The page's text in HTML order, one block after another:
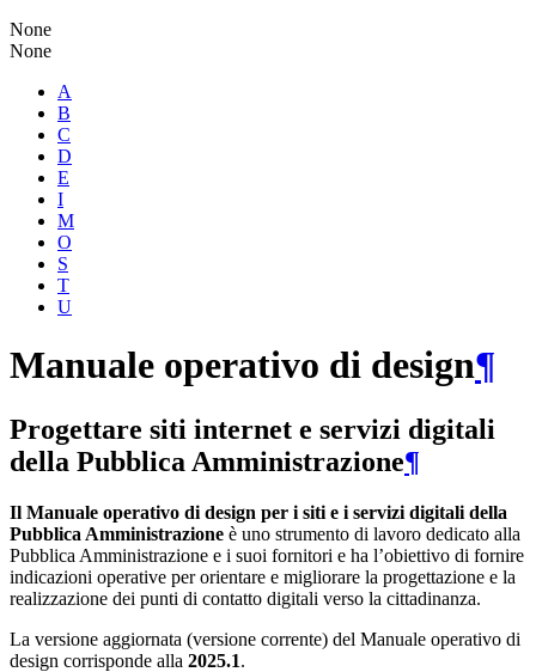
None
None
A
B
C
D
E
I
M
O
S
T
U
Manuale operativo di design¶
Progettare siti internet e servizi digitali
della Pubblica Amministrazione¶
Il Manuale operativo di design per i siti e i servizi digitali della
Pubblica Amministrazione è uno strumento di lavoro dedicato alla
Pubblica Amministrazione e i suoi fornitori e ha l’obiettivo di fornire
indicazioni operative per orientare e migliorare la progettazione e la
realizzazione dei punti di contatto digitali verso la cittadinanza.
La versione aggiornata (versione corrente) del Manuale operativo di
design corrisponde alla 2025.1.